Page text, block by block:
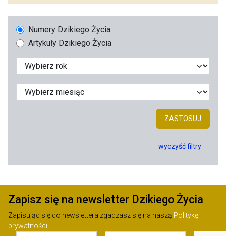
Numery Dzikiego Życia
Artykuły Dzikiego Życia
ZASTOSUJ
wyczyść filtry
Zapisz się na newsletter Dzikiego Życia
Zapisując się do newslettera zgadzasz się na naszą Politykę
prywatności